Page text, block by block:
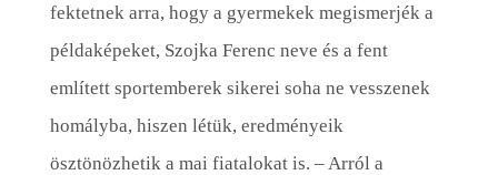
fektetnek arra, hogy a gyermekek megismerjék a
példaképeket, Szojka Ferenc neve és a fent
említett sportemberek sikerei soha ne vesszenek
homályba, hiszen létük, eredményeik
ösztönözhetik a mai fiatalokat is. – Arról a